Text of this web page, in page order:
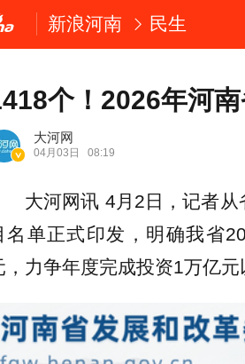
新浪河南 民生
个！2026年河
大河网
04月03日 08:19
大河网讯 4月2日，记者
名单正式印发，明确我省
，力争年度完成投资1万亿元